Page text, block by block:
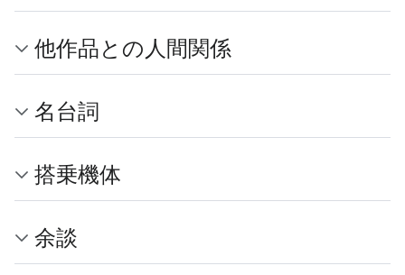
他作品との人間関係
名台詞
搭乗機体
余談